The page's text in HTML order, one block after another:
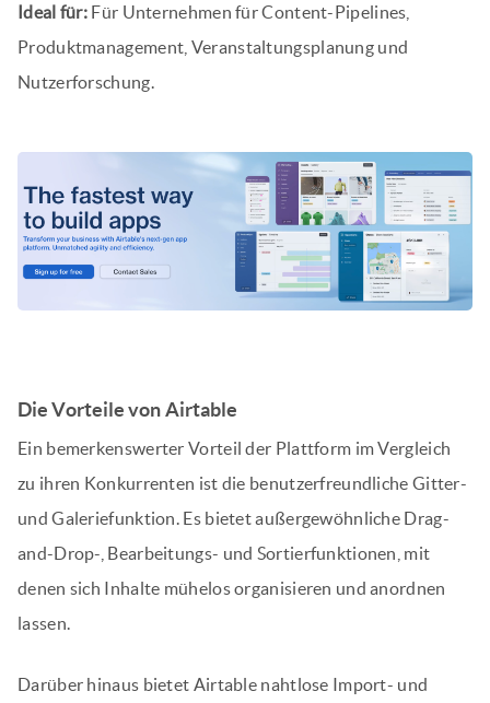
Ideal für: Für Unternehmen für Content-Pipelines,
Produktmanagement, Veranstaltungsplanung und
Nutzerforschung.
Die Vorteile von Airtable
Ein bemerkenswerter Vorteil der Plattform im Vergleich
zu ihren Konkurrenten ist die benutzerfreundliche Gitter-
und Galeriefunktion. Es bietet außergewöhnliche Drag-
and-Drop-, Bearbeitungs- und Sortierfunktionen, mit
denen sich Inhalte mühelos organisieren und anordnen
lassen.
Darüber hinaus bietet Airtable nahtlose Import- und